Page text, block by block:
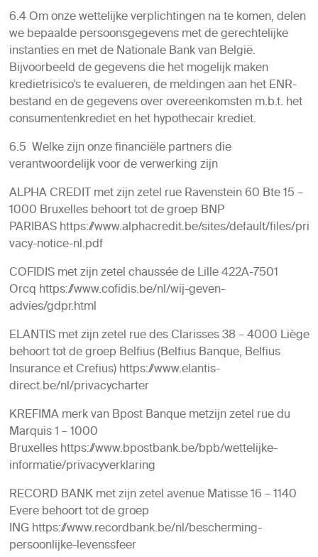
6.4 Om onze wettelijke verplichtingen na te komen, delen
we bepaalde persoonsgegevens met de gerechtelijke
instanties en met de Nationale Bank van België.
Bijvoorbeeld de gegevens die het mogelijk maken
kredietrisico’s te evalueren, de meldingen aan het ENR-
bestand en de gegevens over overeenkomsten m.b.t. het
consumentenkrediet en het hypothecair krediet.
6.5 Welke zijn onze financiële partners die
verantwoordelijk voor de verwerking zijn
ALPHA CREDIT met zijn zetel rue Ravenstein 60 Bte 15 –
1000 Bruxelles behoort tot de groep BNP
PARIBAS https://www.alphacredit.be/sites/default/files/pri
vacy-notice-nl.pdf
COFIDIS met zijn zetel chaussée de Lille 422A-7501
Orcq https://www.cofidis.be/nl/wij-geven-
advies/gdpr.html
ELANTIS met zijn zetel rue des Clarisses 38 – 4000 Liège
behoort tot de groep Belfius (Belfius Banque, Belfius
Insurance et Crefius) https://www.elantis-
direct.be/nl/privacycharter
KREFIMA merk van Bpost Banque metzijn zetel rue du
Marquis 1 – 1000
Bruxelles https://www.bpostbank.be/bpb/wettelijke-
informatie/privacyverklaring
RECORD BANK met zijn zetel avenue Matisse 16 – 1140
Evere behoort tot de groep
ING https://www.recordbank.be/nl/bescherming-
persoonlijke-levenssfeer